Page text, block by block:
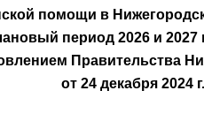
помощи в
период 2026 и
Правительства
от 24 декабря 2024